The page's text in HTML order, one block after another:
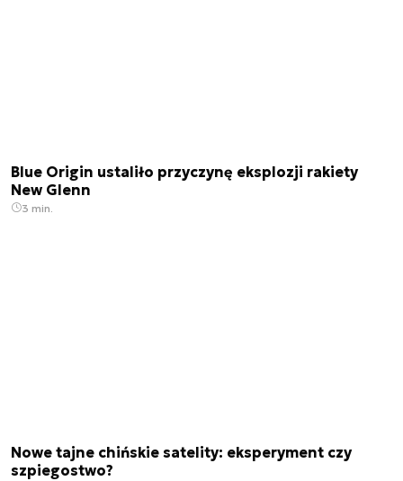
Blue Origin ustaliło przyczynę eksplozji rakiety
New Glenn
3 min.
Nowe tajne chińskie satelity: eksperyment czy
szpiegostwo?